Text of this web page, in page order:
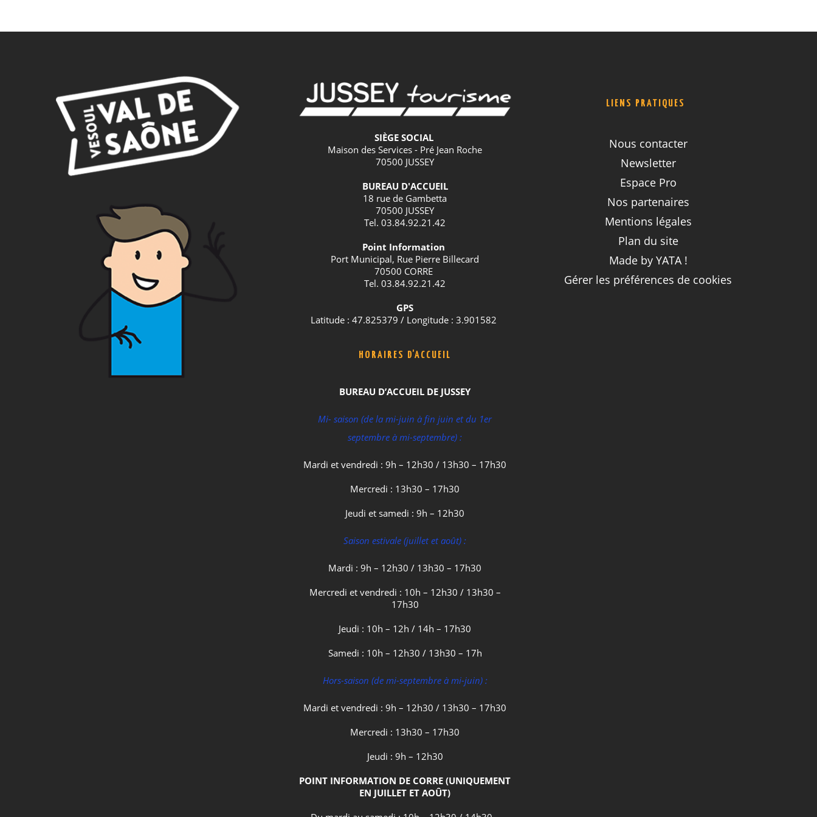
SIÈGE SOCIAL
Maison des Services - Pré Jean Roche
70500 JUSSEY
BUREAU D'ACCUEIL
18 rue de Gambetta
70500 JUSSEY
Tel. 03.84.92.21.42
Point Information
Port Municipal, Rue Pierre Billecard
70500 CORRE
Tel. 03.84.92.21.42
GPS
Latitude : 47.825379 / Longitude : 3.901582
HORAIRES D'ACCUEIL
BUREAU D’ACCUEIL DE JUSSEY
Mi- saison (de la mi-juin à fin juin et du 1er
septembre à mi-septembre) :
Mardi et vendredi : 9h – 12h30 / 13h30 – 17h30
Mercredi : 13h30 – 17h30
Jeudi et samedi : 9h – 12h30
Saison estivale (juillet et août) :
Mardi : 9h – 12h30 / 13h30 – 17h30
Mercredi et vendredi : 10h – 12h30 / 13h30 –
17h30
Jeudi : 10h – 12h / 14h – 17h30
Samedi : 10h – 12h30 / 13h30 – 17h
Hors-saison (de mi-septembre à mi-juin) :
Mardi et vendredi : 9h – 12h30 / 13h30 – 17h30
Mercredi : 13h30 – 17h30
Jeudi : 9h – 12h30
POINT INFORMATION DE CORRE (UNIQUEMENT
EN JUILLET ET AOÛT)
LIENS PRATIQUES
Nous contacter
Newsletter
Espace Pro
Nos partenaires
Mentions légales
Plan du site
Made by YATA !
Gérer les préférences de cookies